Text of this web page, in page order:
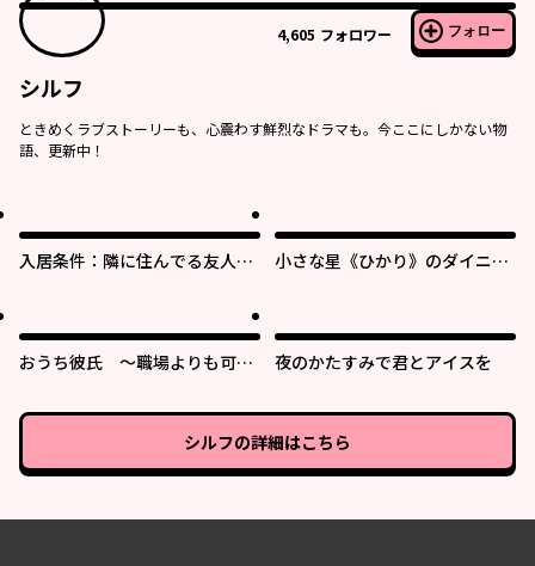
4,605 フォロワー フォロー
シルフ
ときめくラブストーリーも、心震わす鮮烈なドラマも。今ここにしかない物
語、更新中！
入居条件：隣に住んでる友人と
小さな星《ひかり》のダイニン
おうち彼氏 ～職場よりも可愛
夜のかたすみで君とアイスを
シルフの詳細はこちら